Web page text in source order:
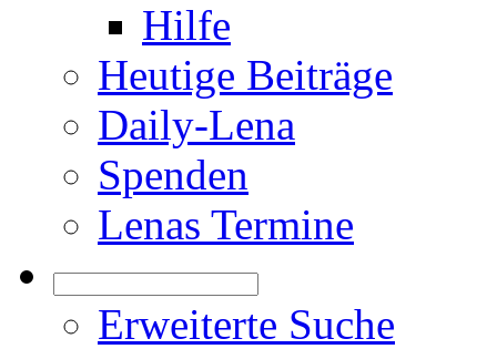
Hilfe
Heutige Beiträge
Daily-Lena
Spenden
Lenas Termine
Erweiterte Suche